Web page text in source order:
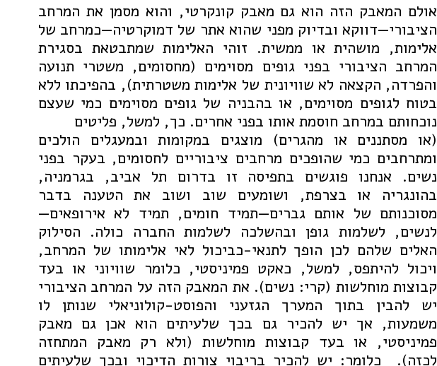
אולם המאבק הזה הוא גם מאבק קונקרטי, והוא מסמן את המרחב
הציבורי—דווקא ובדיוק מפני שהוא אתר של דמוקרטיה—כמרחב של
אלימות, מושהית או ממשית. זוהי האלימות שמתבטאת בסגירת
המרחב הציבורי בפני גופים מסוימים (מחסומים, משטרי תנועה
והפרדה, הקצאה לא שוויונית של אלימות משטרתית), בהפיכתו ללא
בטוח לגופים מסוימים, או בהבניה של גופים מסוימים כמי שעצם
נוכחותם במרחב חוסמת אותו בפני אחרים. כך, למשל, פליטים
(או מסתננים או מהגרים) מוצגים במקומות ובמעגלים הולכים
ומתרחבים כמי שהופכים מרחבים ציבוריים לחסומים, בעקר בפני
נשים. אנחנו פוגשים בתפיסה זו בדרום תל אביב, בגרמניה,
בהונגריה או בצרפת, ושומעים שוב ושוב את הטענה בדבר
מסוכנותם של אותם גברים—תמיד חומים, תמיד לא אירופאים—
לנשים, לשלמות גופן ובהשלכה לשלמות החברה כולה. הסילוק
האלים שלהם לכן הופך לתנאי-כביכול לאי אלימותו של המרחב,
ויכול להיתפס, למשל, כאקט פמיניסטי, כלומר שוויוני או בעד
קבוצות מוחלשות (קרי: נשים). את המאבק הזה על המרחב הציבורי
יש להבין בתוך המערך הגזעני והפוסט-קולוניאלי שנותן לו
משמעות, אך יש להכיר גם בכך שלעיתים הוא אכן גם מאבק
פמיניסטי, או בעד קבוצות מוחלשות (ולא רק מאבק המתחזה
לכזה). כלומר: יש להכיר בריבוי צורות הדיכוי ובכך שלעיתים